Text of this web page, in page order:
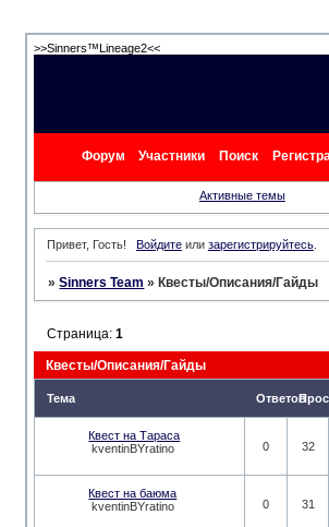
>>Sinners™Lineage2<<
Форум Участники Поиск
Активные темы
Привет, Гость! Войдитеили зарегистрируйтесь.
»Sinners Team »Квесты/Описания/Гайды
Квесты/Описания/Гайды
Страница:1
Тема Ответов
Квест на Тараса
kventinBYratino
0 32
Квест на баюма
kventinBYratino
0 31